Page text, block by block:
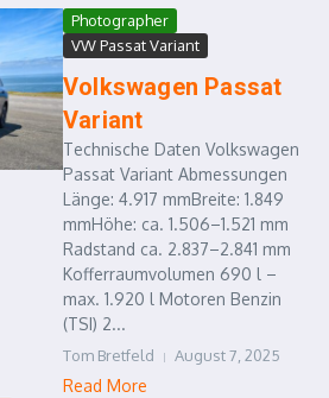
Photographer
VW Passat Variant
Volkswagen Passat
Variant
Technische Daten Volkswagen
Passat Variant Abmessungen
Länge: 4.917 mmBreite: 1.849
mmHöhe: ca. 1.506–1.521 mm
Radstand ca. 2.837–2.841 mm
Kofferraumvolumen 690 l –
max. 1.920 l Motoren Benzin
(TSI) 2...
Tom Bretfeld August 7, 2025
Read More